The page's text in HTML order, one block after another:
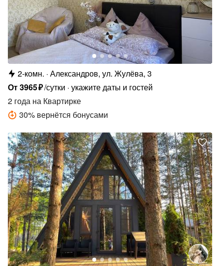
2-комн. Александров, ул. Жулёва, 3
От3965₽/сутки укажите даты и гостей
2 года на Квартирке
30% вернётся бонусами